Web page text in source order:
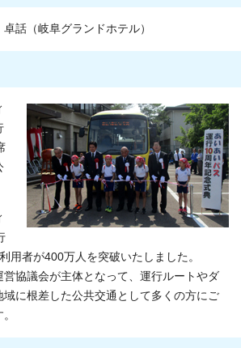
話（岐阜グランドホテル）
用者が400万人を突破いたしました。
協議会が主体となって、運行ルートやダ
域に根差した公共交通として多くの方にご